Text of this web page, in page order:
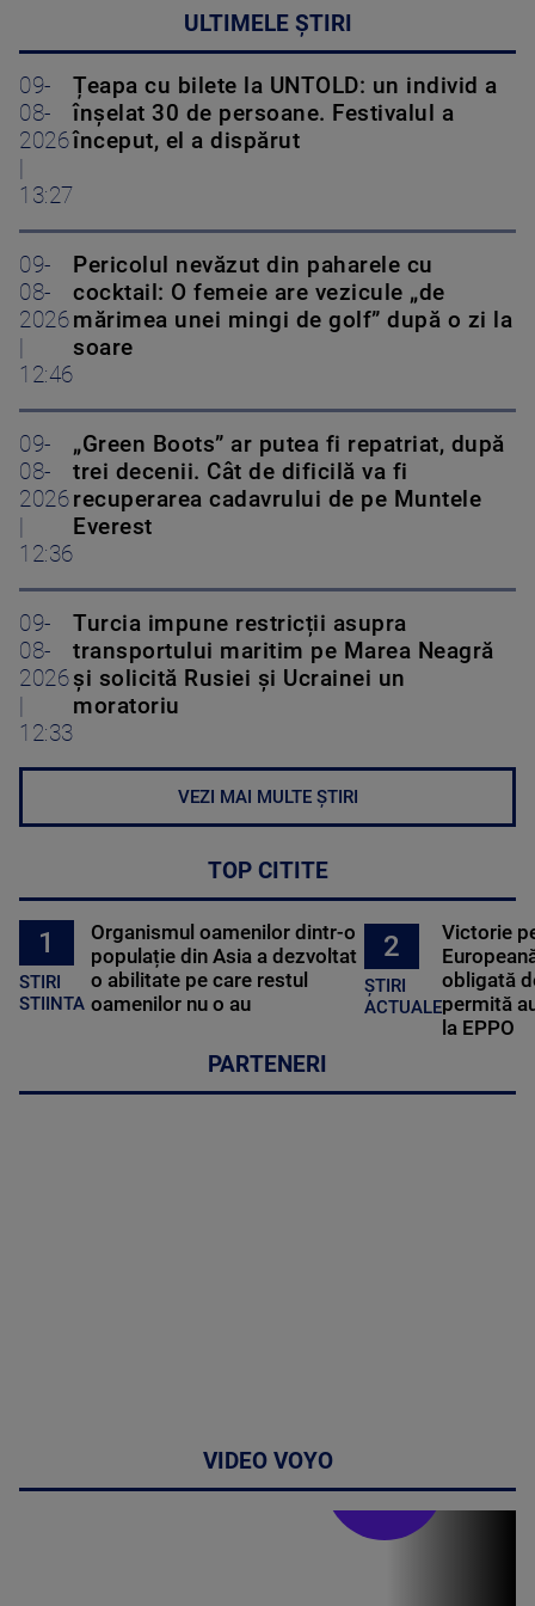
ULTIMELE ȘTIRI
09-
08-
2026
13:27
Țeapa cu bilete la UNTOLD: un individ a
înșelat 30 de persoane. Festivalul a
început, el a dispărut
09-
08-
2026
12:46
Pericolul nevăzut din paharele cu
cocktail: O femeie are vezicule „de
mărimea unei mingi de golf” după o zi la
soare
09-
08-
2026
12:36
„Green Boots” ar putea fi repatriat, după
trei decenii. Cât de dificilă va fi
recuperarea cadavrului de pe Muntele
Everest
09-
08-
2026
12:33
Turcia impune restricții asupra
transportului maritim pe Marea Neagră
și solicită Rusiei și Ucrainei un
moratoriu
VEZI MAI MULTE ȘTIRI
TOP CITITE
1
STIRI
STIINTA
Organismul oamenilor dintr-o
populație din Asia a dezvoltat
o abilitate pe care restul
oamenilor nu o au
2
ȘTIRI
ACTUALE
Victorie
obligată
permită
la EPPO
PARTENERI
VIDEO VOYO